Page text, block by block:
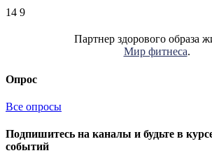
14 9
Партнер здорового образа
Мир фитнеса.
Опрос
Все опросы
Подпишитесь на каналы и будьте в
событий